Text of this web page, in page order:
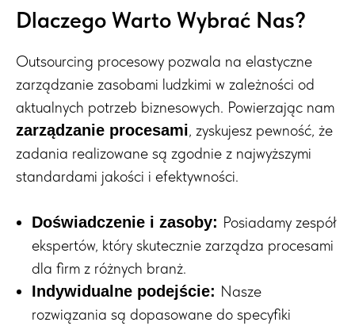
Dlaczego Warto Wybrać Nas?
Outsourcing procesowy pozwala na elastyczne
zarządzanie zasobami ludzkimi w zależności od
aktualnych potrzeb biznesowych. Powierzając nam
zarządzanie procesami, zyskujesz pewność, że
zadania realizowane są zgodnie z najwyższymi
standardami jakości i efektywności.
Doświadczenie i zasoby: Posiadamy zespół
ekspertów, który skutecznie zarządza procesami
dla firm z różnych branż.
Indywidualne podejście: Nasze
rozwiązania są dopasowane do specyfiki